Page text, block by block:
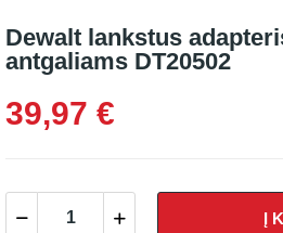
Dewalt lankstus
antgaliams DT20502
39,97 €
Į